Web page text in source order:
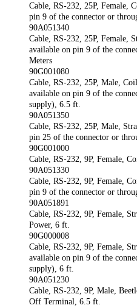
Cable, RS-232, 25P, Female,
pin 9 of the connector or
90A051340
Cable, RS-232, 25P, Female,
available on pin 9 of the
Meters
90G001080
Cable, RS-232, 25P, Male,
available on pin 9 of the
supply), 6.5 ft.
90A051350
Cable, RS-232, 25P, Male,
pin 25 of the connector or
90G001000
Cable, RS-232, 9P, Female,
90A051330
Cable, RS-232, 9P, Female,
pin 9 of the connector or
90A051891
Cable, RS-232, 9P, Female,
Power, 6 ft.
90G000008
Cable, RS-232, 9P, Female,
available on pin 9 of the
supply), 6 ft.
90A051230
Cable, RS-232, 9P, Male,
Off Terminal, 6.5 ft.